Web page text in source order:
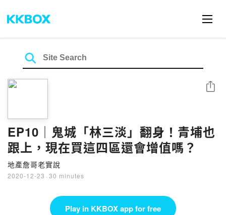
EP10｜鬼城「林三淡」翻身！青埔也
跟上，現在買這四區還會增值嗎？
地產詹哥老實說
2020-12-23 · 30 minutes
Share
Play in KKBOX app for free